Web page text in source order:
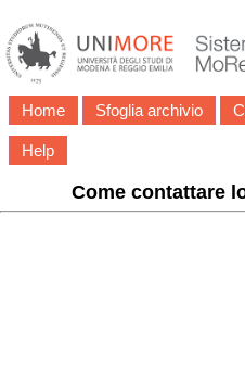
Home Sfoglia archivio
Help
Come contattare